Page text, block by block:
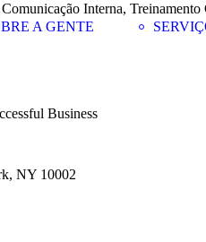
A GENTE
Business
NY 10002